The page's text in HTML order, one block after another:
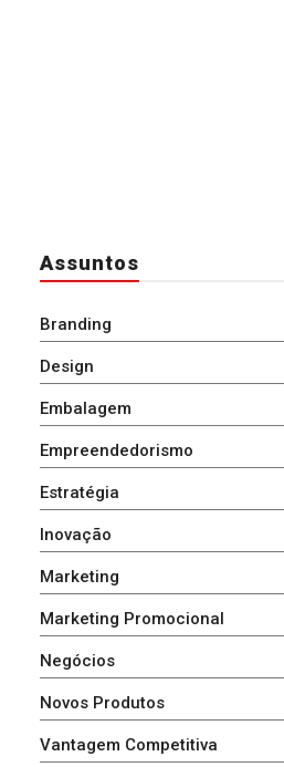
Assuntos
Branding
Design
Embalagem
Empreendedorismo
Estratégia
Inovação
Marketing
Marketing Promocional
Negócios
Novos Produtos
Vantagem Competitiva